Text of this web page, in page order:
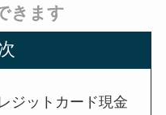
きます
ジットカード現金